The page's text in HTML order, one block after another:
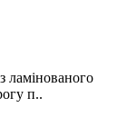
ламінованого
п..